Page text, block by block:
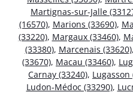
Martignas-sur-Jalle
(16570), Marions (33690),
(33220), Margaux (33460),
(33380), Marcenais (33620),
(33670), Macau (33460),
Carnay (33240), Lugasson
Ludon-Médoc (33290),